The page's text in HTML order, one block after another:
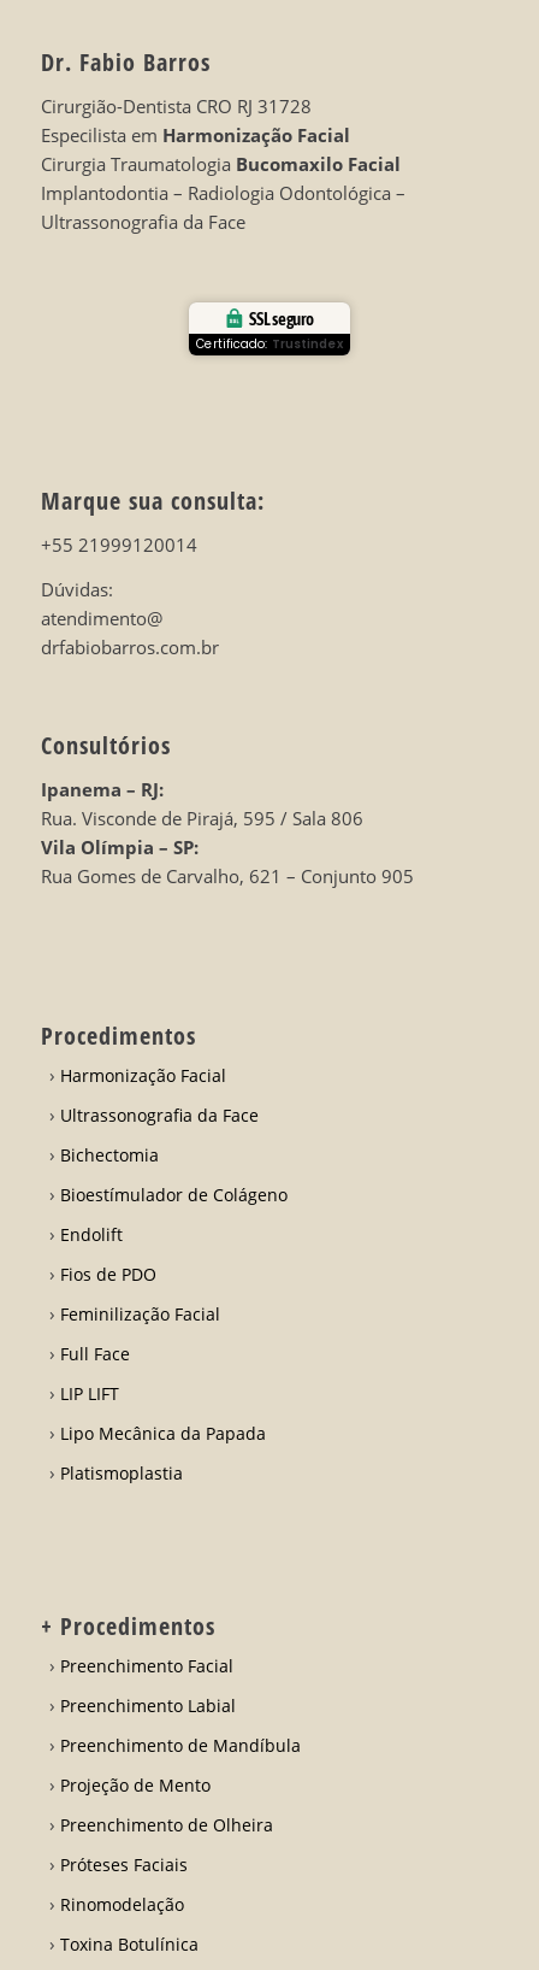
Dr. Fabio Barros
Cirurgião-Dentista CRO RJ 31728
Especilista em Harmonização Facial
Cirurgia Traumatologia Bucomaxilo Facial
Implantodontia – Radiologia Odontológica –
Ultrassonografia da Face
SSL seguro
Certificado: Trustindex
Marque sua consulta:
+55 21999120014
Dúvidas:
atendimento@
drfabiobarros.com.br
Consultórios
Ipanema – RJ:
Rua. Visconde de Pirajá, 595 / Sala 806
Vila Olímpia – SP:
Rua Gomes de Carvalho, 621 – Conjunto 905
Procedimentos
Harmonização Facial
Ultrassonografia da Face
Bichectomia
Bioestímulador de Colágeno
Endolift
Fios de PDO
Feminilização Facial
Full Face
LIP LIFT
Lipo Mecânica da Papada
Platismoplastia
+ Procedimentos
Preenchimento Facial
Preenchimento Labial
Preenchimento de Mandíbula
Projeção de Mento
Preenchimento de Olheira
Próteses Faciais
Rinomodelação
Toxina Botulínica